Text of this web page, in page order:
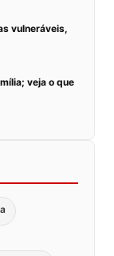
vulneráveis,
veja o que